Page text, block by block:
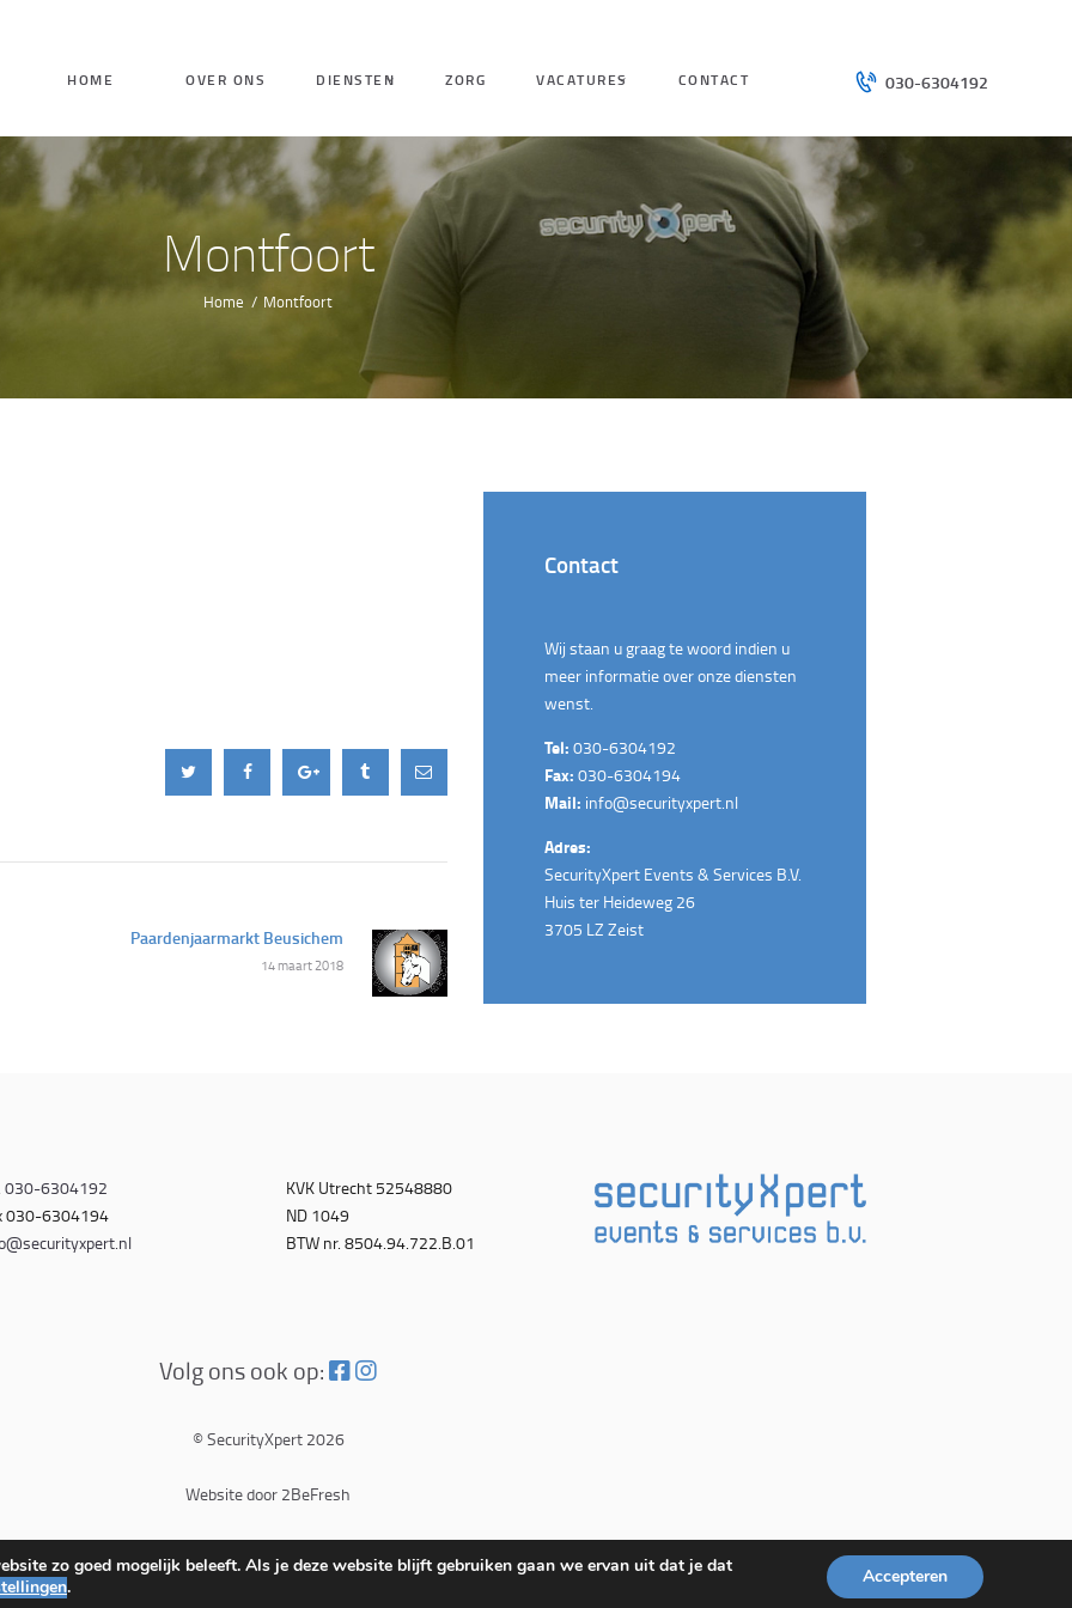
HOME OVER ONS DIENSTEN ZORG VACATURES CONTACT 030-6304192
Montfoort
Home Montfoort
DIENSTEN
ZORG
post:
Paardenjaarmarkt Beusichem
14 maart 2018
Contact
Wij staan u graag te woord indien u
meer informatie over onze diensten
wenst.
Tel: 030-6304192
Fax: 030-6304194
Mail: info@securityxpert.nl
Adres:
SecurityXpert Events & Services B.V.
Huis ter Heideweg 26
3705 LZ Zeist
030-6304192
030-6304194
KVK Utrecht 52548880
ND 1049
BTW nr. 8504.94.722.B.01
Volg ons ook op:
© SecurityXpert 2026
Website door 2BeFresh
zo goed mogelijk beleeft. Als je deze website blijft gebruiken gaan we ervan uit dat je dat
. Accepteren